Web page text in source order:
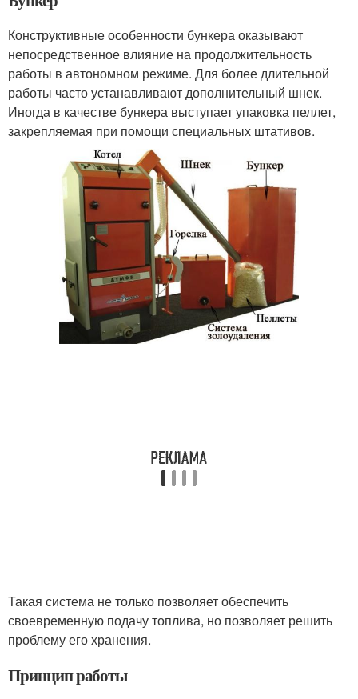
Конструктивные особенности бункера оказывают
непосредственное влияние на продолжительность
работы в автономном режиме. Для более длительной
работы часто устанавливают дополнительный шнек.
Иногда в качестве бункера выступает упаковка пеллет,
закрепляемая при помощи специальных штативов.
Такая система не только позволяет обеспечить
своевременную подачу топлива, но позволяет решить
проблему его хранения.
Принцип работы